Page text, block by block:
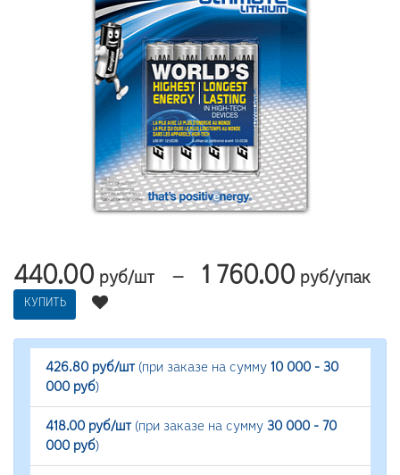
440.00 руб/шт — 1 760.00 руб/упак
КУПИТЬ
426.80 руб/шт(при заказе на сумму 10 000 - 30
000 руб)
418.00 руб/шт(при заказе на сумму 30 000 - 70
000 руб)